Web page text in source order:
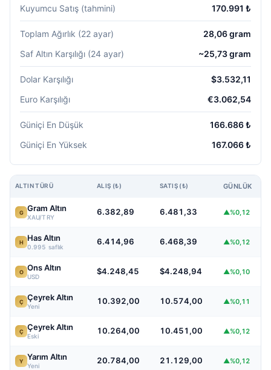
Kuyumcu Satış (tahmini)
170.991 ₺
Toplam Ağırlık (22 ayar)
28,06 gram
Saf Altın Karşılığı (24 ayar)
~25,73 gram
Dolar Karşılığı
$3.532,11
Euro Karşılığı
€3.062,54
Güniçi En Düşük
166.686 ₺
Güniçi En Yüksek
167.066 ₺
ALTIN TÜRÜ ALIŞ (₺) SATIŞ (₺) GÜNLÜK
G Gram Altın
XAU/TRY
6.382,89 6.481,33 ▲%0,12
H Has Altın
0.995 saflık
6.414,96 6.468,39 ▲%0,12
O Ons Altın
USD
$4.248,45 $4.248,94 ▲%0,10
Ç Çeyrek Altın
Yeni
10.392,00 10.574,00 ▲%0,11
Ç Çeyrek Altın
Eski
10.264,00 10.451,00 ▲%0,12
Y Yarım Altın
Yeni
20.784,00 21.129,00 ▲%0,12